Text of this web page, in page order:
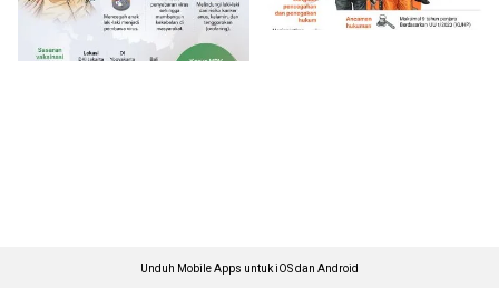
Unduh Mobile Apps untuk iOS dan Android